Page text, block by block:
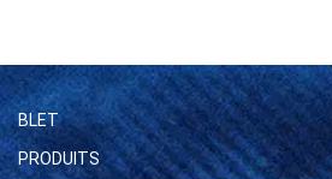
BLET
PRODUITS